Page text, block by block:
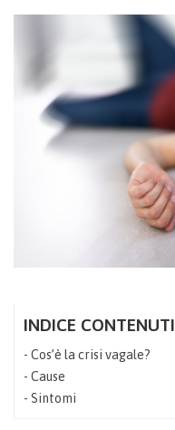
INDICE CONTENUTI
Cos’è la crisi vagale?
Cause
Sintomi